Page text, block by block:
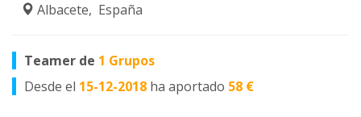
Albacete, España
Teamer de 1 Grupos
Desde el 15-12-2018 ha aportado 58 €